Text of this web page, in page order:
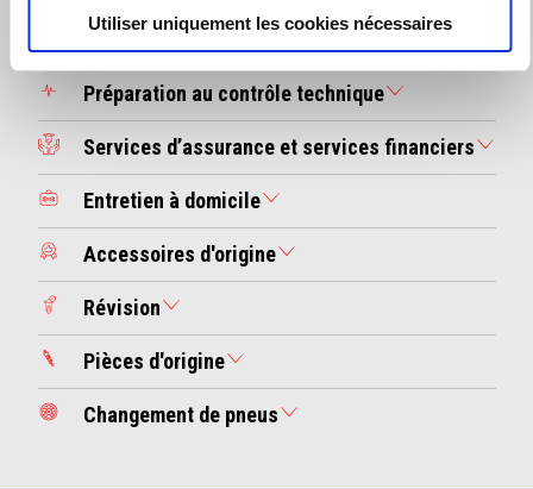
Utiliser uniquement les cookies nécessaires
Véhicule de courtoisie
Préparation au contrôle technique
Services d’assurance et services financiers
Entretien à domicile
Accessoires d'origine
Révision
Pièces d'origine
Changement de pneus